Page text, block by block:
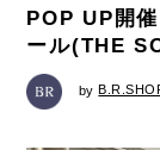
POP UP開
ール(THE
by